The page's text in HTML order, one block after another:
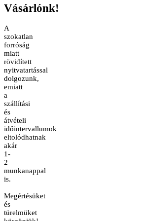
Vásárlónk!
A
szokatlan
forróság
miatt
rövidített
nyitvatartással
dolgozunk,
emiatt
a
szállítási
és
átvételi
időintervallumok
eltolódhatnak
akár
1-
2
munkanappal
is.
Megértésüket
és
türelmüket